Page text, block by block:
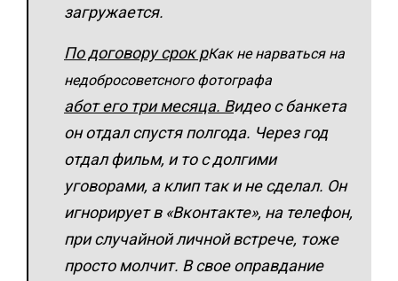
загружается.
По договору срок рКак не нарваться на
недобросоветсного фотографа
абот его три месяца. Видео с банкета
он отдал спустя полгода. Через год
отдал фильм, и то с долгими
уговорами, а клип так и не сделал. Он
игнорирует в «Вконтакте», на телефон,
при случайной личной встрече, тоже
просто молчит. В свое оправдание